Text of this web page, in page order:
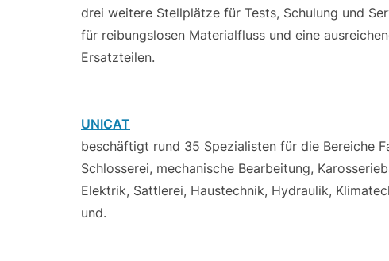
drei weitere Stellplätze für Tests, Schulung und
für reibungslosen Materialfluss und eine
Ersatzteilen.
UNICAT
beschäftigt rund 35 Spezialisten für die Bereiche
Schlosserei, mechanische Bearbeitung,
Elektrik, Sattlerei, Haustechnik, Hydraulik,
und.